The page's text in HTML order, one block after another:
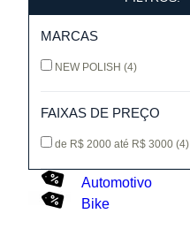
MARCAS
NEW POLISH (4)
FAIXAS DE PREÇO
de R$ 2000 até R$ 3000 (4)
Automotivo
Bike